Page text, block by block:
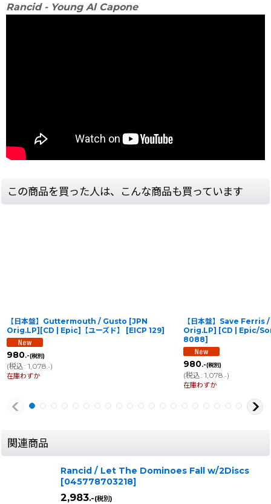
Rancid - Young Al Capone
この商品を買った人は、こんな商品も買っています
【日本盤】Guttermouth / Gusto [JPN
Orig.LP][CD | Epic]【ユーズド】
[EICP 129]
980.-(税別)
(税込: 1,078 .-)
在庫わずか
【日本盤】Save
Orig.LP] [CD | Epic/
8088]
980.-(税別)
(税込: 1,078 .-)
在庫わずか
関連商品
Rancid / Let The Dominoes Fall w/2Discs
[045778703218]
2,983.-(税別)